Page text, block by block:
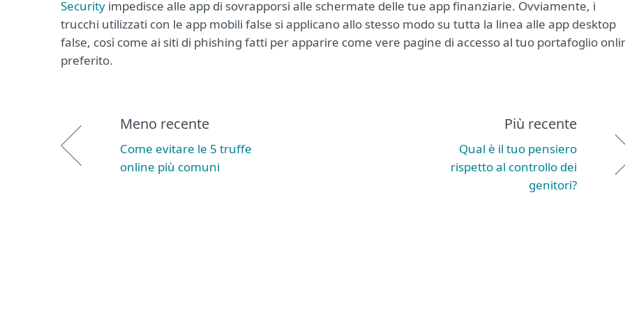
Security impedisce alle app di sovrapporsi alle schermate delle tue app finanziarie. Ovviamente, i
trucchi utilizzati con le app mobili false si applicano allo stesso modo su tutta la linea alle app desktop
false, così come ai siti di phishing fatti per apparire come vere pagine di accesso al tuo portafoglio
preferito.
Meno recente
Come evitare le 5 truffe
online più comuni
Più recente
Qual è il tuo pensiero
rispetto al controllo dei
genitori?